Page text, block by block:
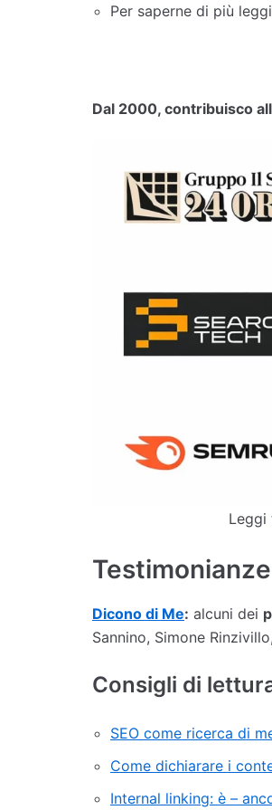
Per saperne di più
Dal 2000, contribuisco
Leggi
Testimonianze
Dicono di Me: alcuni dei
Sannino, Simone
Consigli di
SEO come ricerca di
Come dichiarare i
Internal linking: è –